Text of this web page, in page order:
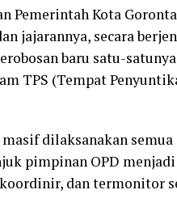
Pemerintah Kota
jajarannya, secara
baru satu-
TPS (Tempat
dilaksanakan
pimpinan OPD
dan termonitor